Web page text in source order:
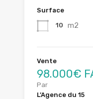
Surface
10 m2
Vente
98.000€
Par
L’Agence du 15